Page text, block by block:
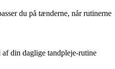
du på tænderne, når rutinerne
din daglige tandpleje-rutine